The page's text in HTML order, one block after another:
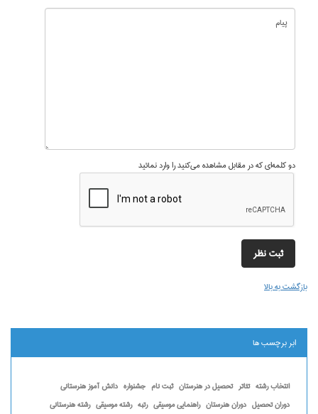
دو کلمه‌ای که در مقابل مشاهده می‌کنید را وارد نمائید
بازگشت به بالا
ابر برچسب ها
انتخاب رشته تئاتر تحصیل در هنرستان ثبت نام جشنواره دانش آموز هنرستانی
دوران تحصیل دوران هنرستان راهنمایی موسیقی رتبه رشته موسیقی رشته هنرستانی